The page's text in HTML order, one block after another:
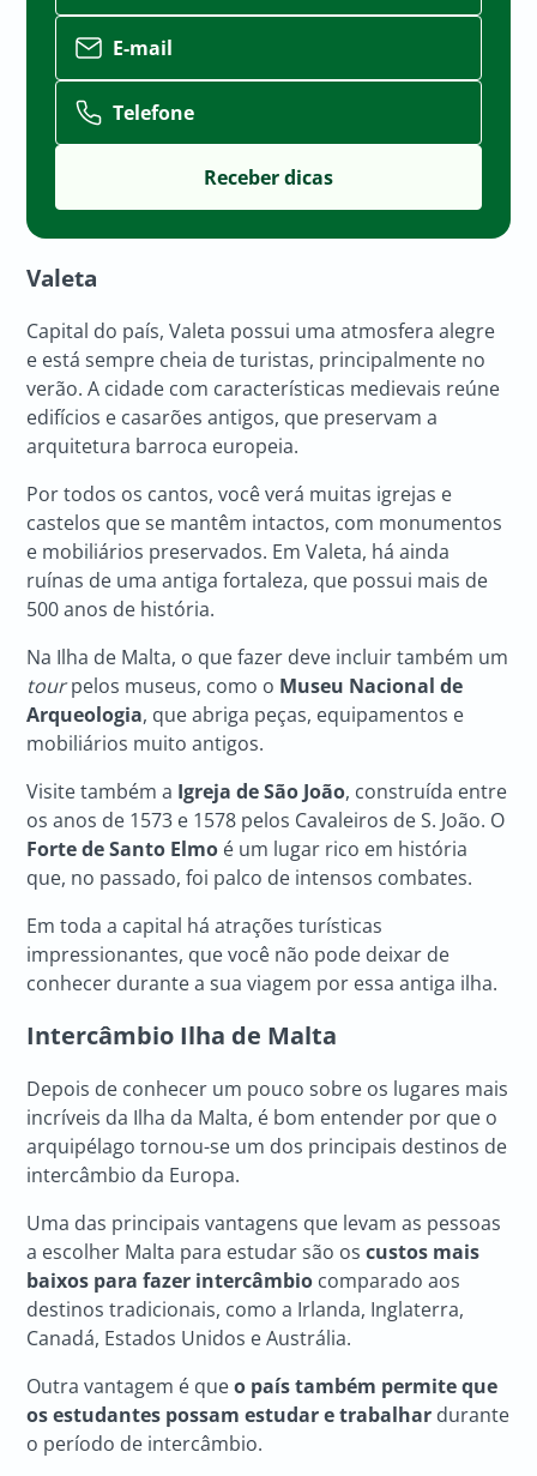
E-mail
Telefone
Valeta
Capital do país, Valeta possui uma atmosfera alegre
e está sempre cheia de turistas, principalmente no
verão. A cidade com características medievais reúne
edifícios e casarões antigos, que preservam a
arquitetura barroca europeia.
Por todos os cantos, você verá muitas igrejas e
castelos que se mantêm intactos, com monumentos
e mobiliários preservados. Em Valeta, há ainda
ruínas de uma antiga fortaleza, que possui mais de
500 anos de história.
Na Ilha de Malta, o que fazer deve incluir também um
tourpelos museus, como o Museu Nacional de
Arqueologia, que abriga peças, equipamentos e
mobiliários muito antigos.
Visite também a Igreja de São João, construída entre
os anos de 1573 e 1578 pelos Cavaleiros de S. João. O
Forte de Santo Elmo é um lugar rico em história
que, no passado, foi palco de intensos combates.
Em toda a capital há atrações turísticas
impressionantes, que você não pode deixar de
conhecer durante a sua viagem por essa antiga ilha.
Intercâmbio Ilha de Malta
Depois de conhecer um pouco sobre os lugares mais
incríveis da Ilha da Malta, é bom entender por que o
arquipélago tornou-se um dos principais destinos de
intercâmbio da Europa.
Uma das principais vantagens que levam as pessoas
a escolher Malta para estudar são oscustos mais
baixos para fazer intercâmbio comparado aos
destinos tradicionais, como a Irlanda, Inglaterra,
Canadá, Estados Unidos e Austrália.
Outra vantagem é queo país também permite que
os estudantes possam estudar e trabalhar durante
o período de intercâmbio.